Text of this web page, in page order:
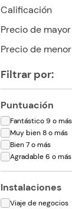
Calificación
Precio de
Precio de
Filtrar por:
Puntuación
Fantástico 9 o más
Muy bien 8 o más
Bien 7 o más
Agradable 6 o más
Instalaciones
Viaje de negocios